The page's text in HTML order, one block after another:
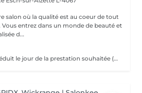
salon où la qualité est au coeur de tout
Vous entrez dans un monde de beauté et
d...
Cette somme sera déduit le jour de la prestation souhaitée ( a valoir dans les 3 mois qui suivent la consultations)